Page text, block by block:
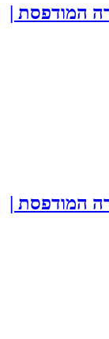
המודפסת |
המודפסת |